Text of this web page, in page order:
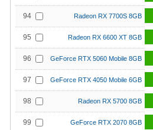
94 Radeon RX 7700S 8GB
95 Radeon RX 6600 XT 8GB
96 GeForce RTX 5060 Mobile 8GB
97 GeForce RTX 4050 Mobile 6GB
98 Radeon RX 5700 8GB
99 GeForce RTX 2070 8GB